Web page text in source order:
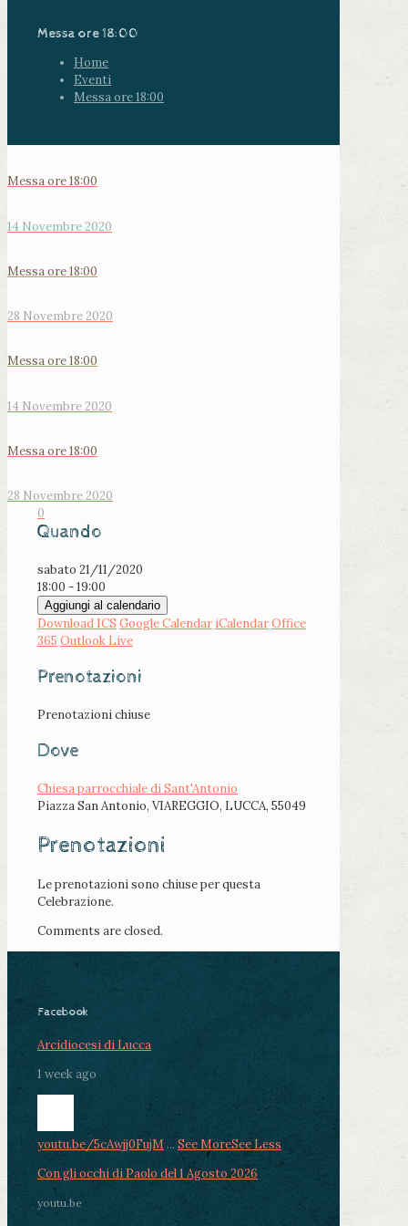
Messa ore 18:00
Home
Eventi
Messa ore 18:00
Messa ore 18:00
14 Novembre 2020
Messa ore 18:00
28 Novembre 2020
Messa ore 18:00
14 Novembre 2020
Messa ore 18:00
28 Novembre 2020
0
Quando
sabato 21/11/2020
18:00 - 19:00
Aggiungi al calendario
Download ICS Google Calendar iCalendarOffice
365 Outlook Live
Prenotazioni
Prenotazioni chiuse
Dove
Chiesa parrocchiale di Sant'Antonio
Piazza San Antonio, VIAREGGIO, LUCCA, 55049
Prenotazioni
Le prenotazioni sono chiuse per questa
Celebrazione.
Comments are closed.
Facebook
Arcidiocesi di Lucca
1 week ago
youtu.be/5cAwjj0FujM ... See MoreSee Less
Con gli occhi di Paolo del 1 Agosto 2026
youtu.be